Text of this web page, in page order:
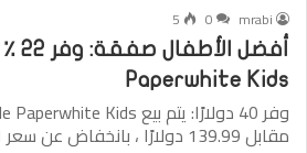
mrabi
0
5
Paperwhite Kids
مقابل 139.99 دولارًا ، بانخفاض عن سعر القائمة البالغ 179.99…